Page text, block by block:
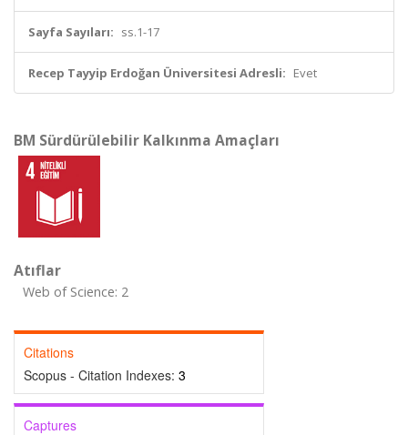
Sayfa Sayıları: ss.1-17
Recep Tayyip Erdoğan Üniversitesi Adresli: Evet
BM Sürdürülebilir Kalkınma Amaçları
Atıflar
Web of Science: 2
Citations
Scopus - Citation Indexes: 3
Captures